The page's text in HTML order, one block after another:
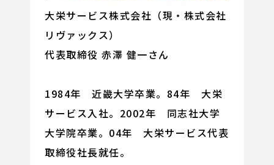
大栄サービス株式会社（現・株式会社
リヴァックス）
代表取締役 赤澤 健一さん
1984年 近畿大学卒業。84年 大栄
サービス入社。2002年 同志社大学
大学院卒業。04年 大栄サービス代表
取締役社長就任。